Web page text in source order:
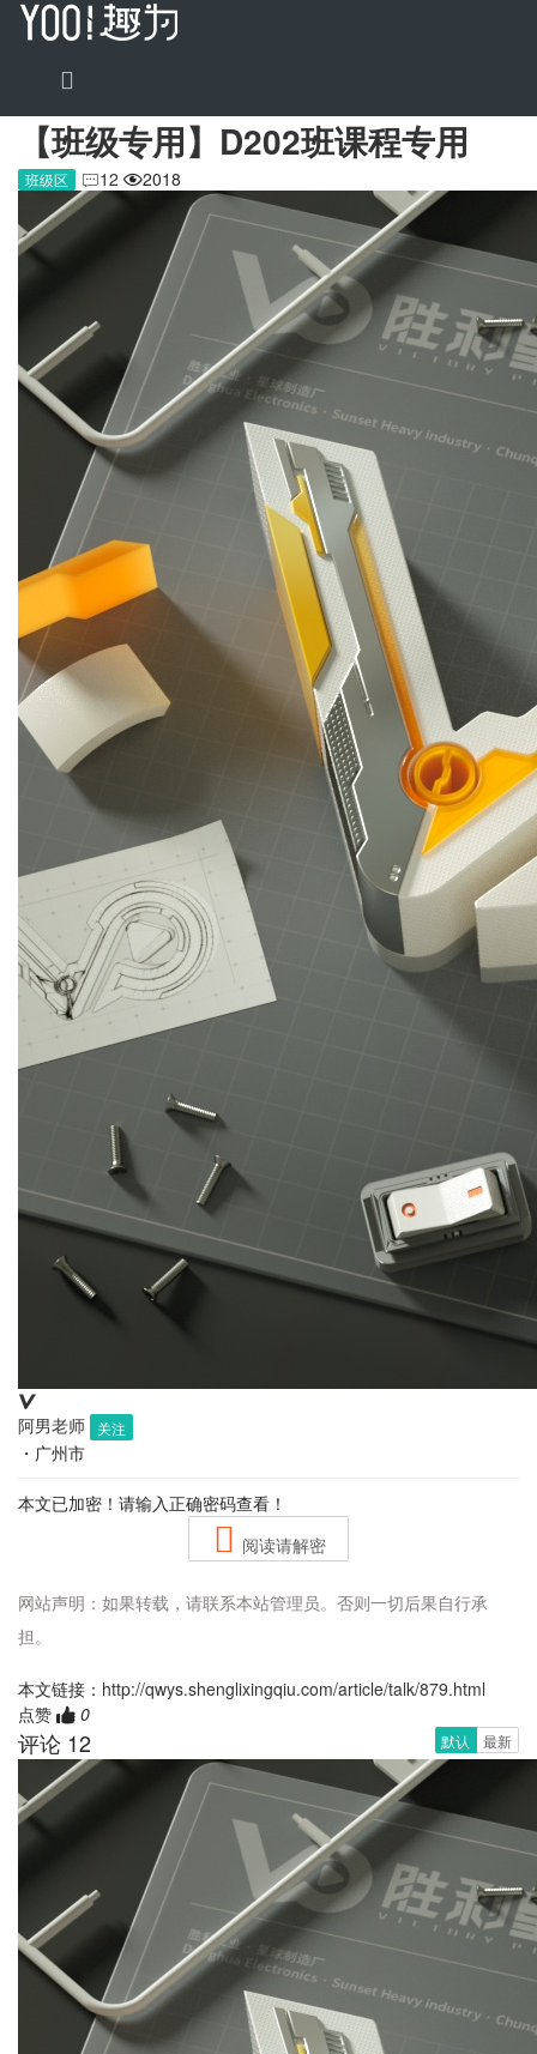
【班级专用】D202班课程专用
班级区 12 2018
阿男老师 关注
・ 广州市
本文已加密！请输入正确密码查看！
阅读请解密
网站声明：如果转载，请联系本站管理员。否则一切后果自行承
担。
本文链接： http://qwys.shenglixingqiu.com/article/talk/879.html
点赞
0
评论 12 默认 最新